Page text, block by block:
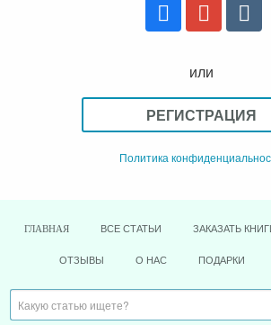
или
РЕГИСТРАЦИЯ
Политика
ГЛАВНАЯ ВСЕ СТАТЬИ ЗАКАЗАТЬ
ОТЗЫВЫ О НАС ПОДАРКИ